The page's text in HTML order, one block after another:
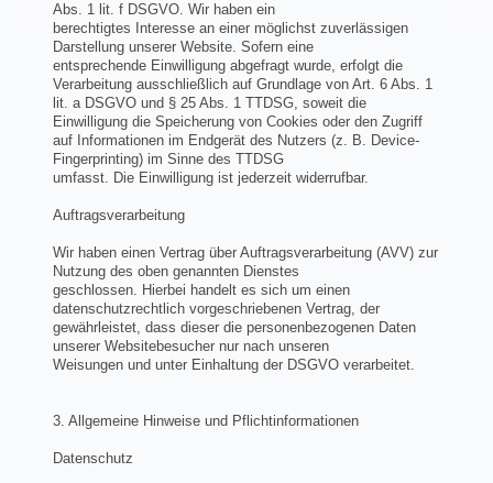
Abs. 1 lit. f DSGVO. Wir haben ein
berechtigtes Interesse an einer möglichst zuverlässigen
Darstellung unserer Website. Sofern eine
entsprechende Einwilligung abgefragt wurde, erfolgt die
Verarbeitung ausschließlich auf Grundlage von Art. 6 Abs. 1
lit. a DSGVO und § 25 Abs. 1 TTDSG, soweit die
Einwilligung die Speicherung von Cookies oder den Zugriff
auf Informationen im Endgerät des Nutzers (z. B. Device-
Fingerprinting) im Sinne des TTDSG
umfasst. Die Einwilligung ist jederzeit widerrufbar.
Auftragsverarbeitung
Wir haben einen Vertrag über Auftragsverarbeitung (AVV) zur
Nutzung des oben genannten Dienstes
geschlossen. Hierbei handelt es sich um einen
datenschutzrechtlich vorgeschriebenen Vertrag, der
gewährleistet, dass dieser die personenbezogenen Daten
unserer Websitebesucher nur nach unseren
Weisungen und unter Einhaltung der DSGVO verarbeitet.
3. Allgemeine Hinweise und Pflichtinformationen
Datenschutz